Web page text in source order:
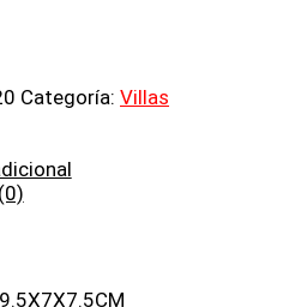
Categoría: Villas